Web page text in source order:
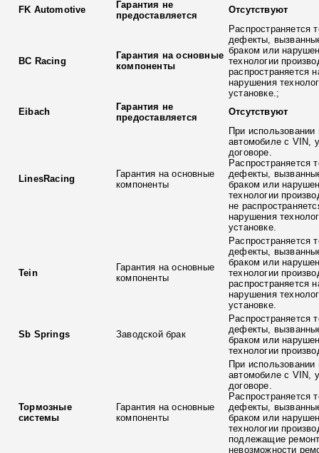
FK Automotive
Гарантия не
предоставляется
Отсутствуют
BC Racing
Гарантия на основные
компоненты
Распространяется
дефекты,
браком или
технологии
распространяется
нарушения
установке.;
Eibach
Гарантия не
предоставляется
Отсутствуют
LinesRacing
Гарантия на основные
компоненты
При использовании
автомобиле с VIN,
договоре.
Распространяется
дефекты,
браком или
технологии
не
нарушения
установке.
Tein
Гарантия на основные
компоненты
Распространяется
дефекты,
браком или
технологии
распространяется
нарушения
установке.
Sb Springs Заводской брак
Распространяется
дефекты,
браком или
технологии
Тормозные
системы
Гарантия на основные
компоненты
При использовании
автомобиле с VIN,
договоре.
Распространяется
дефекты,
браком или
технологии
подлежащие
невозможности